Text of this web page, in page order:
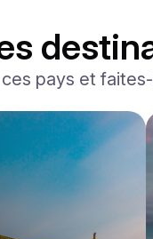
De 750€ /jour
pays et